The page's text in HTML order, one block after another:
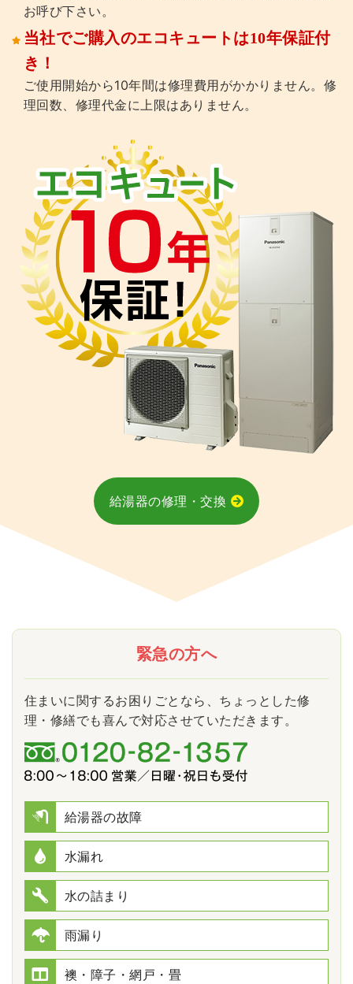
お呼び下さい。
当社でご購入のエコキュートは10年保証付
き！
ご使用開始から10年間は修理費用がかかりません。修
理回数、修理代金に上限はありません。
給湯器の修理・交換
緊急の方へ
住まいに関するお困りごとなら、ちょっとした修
理・修繕でも喜んで対応させていただきます。
給湯器の故障
水漏れ
水の詰まり
雨漏り
襖・障子・網戸・畳